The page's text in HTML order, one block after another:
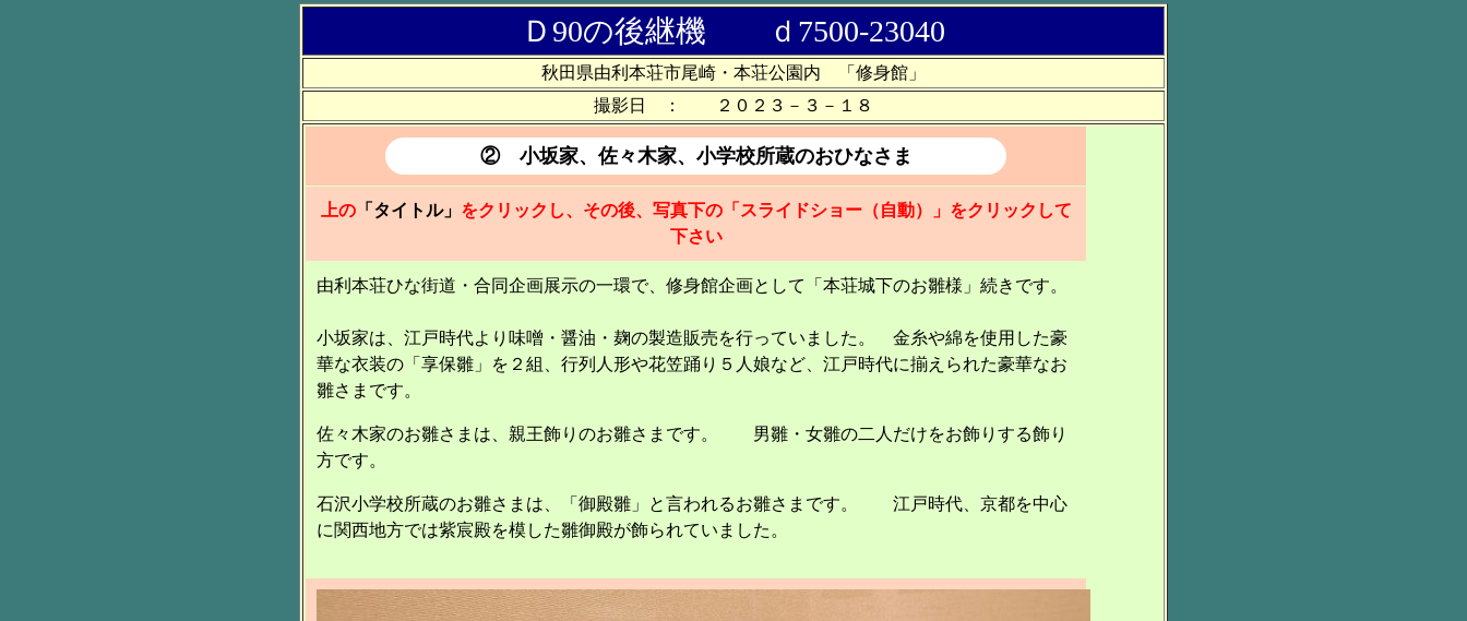
Ｄ90の後継機 ｄ7500-23040
秋田県由利本荘市尾崎・本荘公園内 「修身館」
撮影日 ： ２０２３－３－１８
② 小坂家、佐々木家、小学校所蔵のおひなさま
上の「タイトル」 をクリックし、その後、写真下の「スライドショー（自動）」をクリックして
下さい
由利本荘ひな街道・合同企画展示の一環で、修身館企画として「本荘城下のお雛様」続きです。
小坂家は、江戸時代より味噌・醤油・麹の製造販売を行っていました。 金糸や綿を使用した豪
華な衣装の「享保雛」を２組、行列人形や花笠踊り５人娘など、江戸時代に揃えられた豪華なお
雛さまです。
佐々木家のお雛さまは、親王飾りのお雛さまです。 男雛・女雛の二人だけをお飾りする飾り
方です。
石沢小学校所蔵のお雛さまは、「御殿雛」と言われるお雛さまです。 江戸時代、京都を中心
に関西地方では紫宸殿を模した雛御殿が飾られていました。